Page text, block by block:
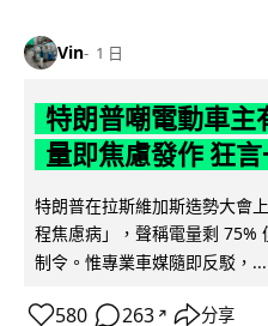
Vin 1 日
特朗普嘲電動車主
量即焦慮發作 狂
特朗普在拉斯維加斯造勢大會
程焦慮病」，聲稱電量剩 75%
制令。惟專業車媒隨即反駁，...
580 263 ↗ 分享